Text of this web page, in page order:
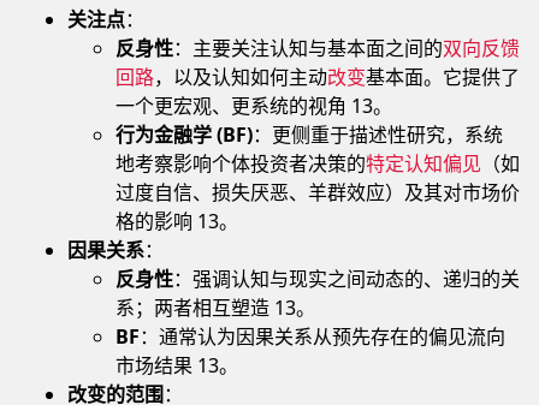
关注点：
反身性：主要关注认知与基本面之间的双向反馈
回路，以及认知如何主动改变基本面。它提供了
一个更宏观、更系统的视角 13。
行为金融学 (BF)：更侧重于描述性研究，系统
地考察影响个体投资者决策的特定认知偏见 （如
过度自信、损失厌恶、羊群效应）及其对市场价
格的影响 13。
因果关系：
反身性：强调认知与现实之间动态的、递归的关
系；两者相互塑造 13。
BF：通常认为因果关系从预先存在的偏见流向
市场结果 13。
改变的范围：